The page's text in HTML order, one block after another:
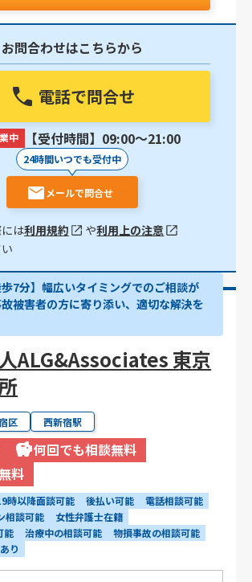
お問合わせはこちらから
電話で問合せ
中 【受付時間】09:00〜21:00
24時間いつでも受付中
メールで問合せ
は利用規約 や利用上の注意
歩7分】幅広いタイミングでのご相談が
被害者の方に寄り添い、適切な解決を
ALG&Associates 東京
区 西新宿駅
何回でも相談無料
料
時以降面談可能 後払い可能
電話相談可能
相談可能
女性弁護士在籍
能
治療中の相談可能
物損事故の相談可能
り